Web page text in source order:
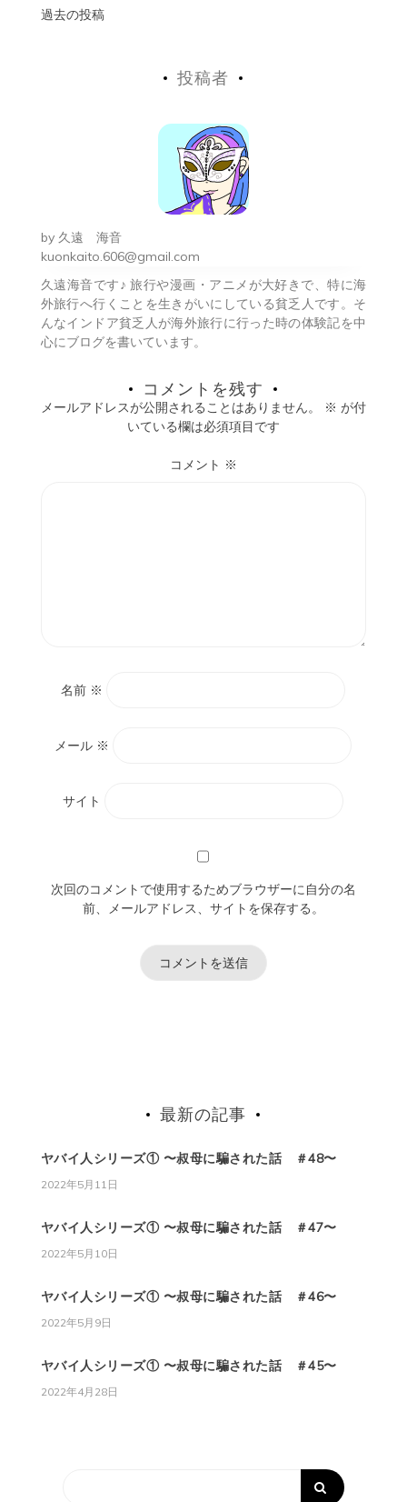
投
シ
ョ
ン
過去の投稿
投稿者
by 久遠 海音
kuonkaito.606@gmail.com
久遠海音です♪ 旅行や漫画・アニメが大好きで、特に海
外旅行へ行くことを生きがいにしている貧乏人です。そ
んなインドア貧乏人が海外旅行に行った時の体験記を中
心にブログを書いています。
コメントを残す
メールアドレスが公開されることはありません。 ※ が付
いている欄は必須項目です
コメント ※
名前 ※
メール ※
サイト
次回のコメントで使用するためブラウザーに自分の名
前、メールアドレス、サイトを保存する。
最新の記事
ヤバイ人シリーズ① 〜叔母に騙された話 ＃48〜
2022年5月11日
ヤバイ人シリーズ① 〜叔母に騙された話 ＃47〜
2022年5月10日
ヤバイ人シリーズ① 〜叔母に騙された話 ＃46〜
2022年5月9日
ヤバイ人シリーズ① 〜叔母に騙された話 ＃45〜
2022年4月28日